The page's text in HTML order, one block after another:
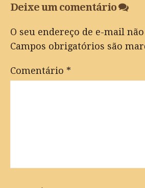
Deixe um comentário
O seu endereço de e-mail
Campos obrigatórios são
Comentário *